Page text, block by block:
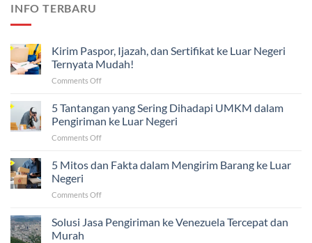
INFO TERBARU
Kirim Paspor, Ijazah, dan Sertifikat ke Luar Negeri
Ternyata Mudah!
Comments Offon
Ijazah,
dan
Sertifikat
Luar
5 Tantangan yang Sering Dihadapi UMKM dalam
Pengiriman ke Luar Negeri
Comments Offon
Tantangan
Dihadapi
dalam
5 Mitos dan Fakta dalam Mengirim Barang ke Luar
Negeri
Comments Offon
Mitos
Solusi Jasa Pengiriman ke Venezuela Tercepat dan
Murah